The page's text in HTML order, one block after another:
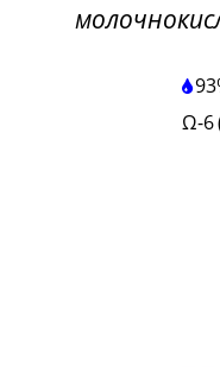
Ω-6